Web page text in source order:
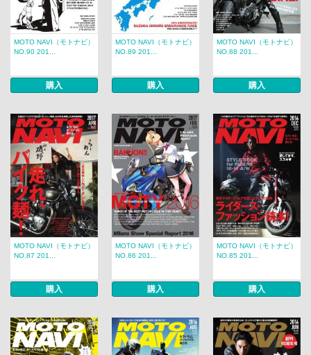
MOTO NAVI（モトナビ）
NO.90 201...
購入
MOTO NAVI（モトナビ）
NO.89 201...
購入
MOTO NAVI（モトナビ）
NO.88 201...
購入
MOTO NAVI（モトナビ）
NO.87 201...
購入
MOTO NAVI（モトナビ）
NO.86 201...
購入
MOTO NAVI（モトナビ）
NO.85 201...
購入